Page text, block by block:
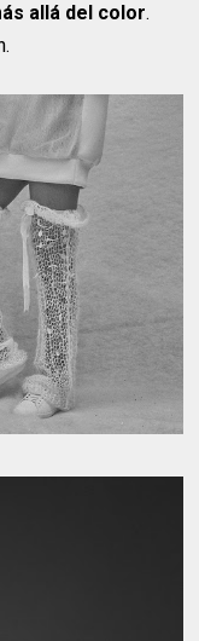
allá del color.